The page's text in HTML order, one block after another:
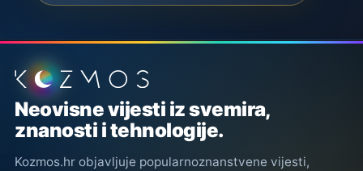
Podnožje stranice
Neovisne vijesti iz svemira,
znanosti i tehnologije.
Kozmos.hr objavljuje popularnoznanstvene vijesti,